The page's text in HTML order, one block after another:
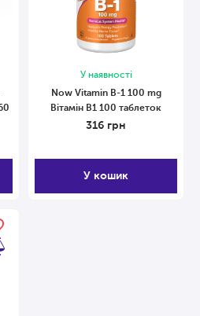
У наявності
Now Vitamin B-1 100 mg
Вітамін В1 100 таблеток
316 грн
У кошик